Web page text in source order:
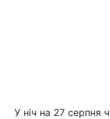
У ніч на 27 серпня